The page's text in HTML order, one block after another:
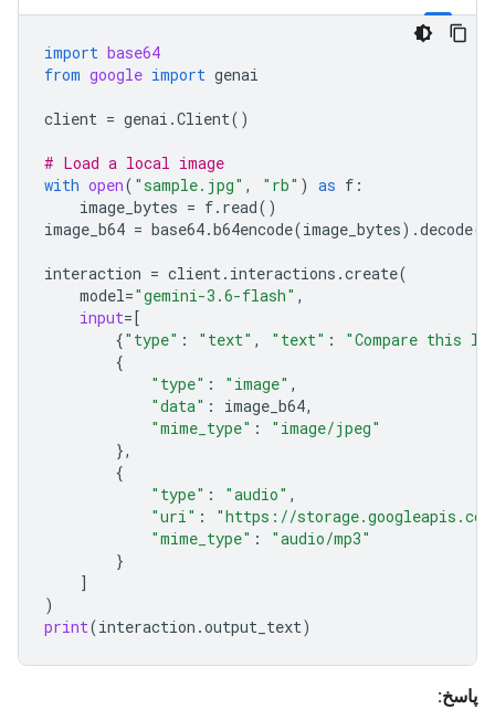
import base64
from google import genai
client = genai.Client
# Load a local image
with open("sample.jpg" , "rb" ) as
image_bytes = f.read
image_b64 = base64.b64encode(image_bytes).decode
interaction = client.interactions.create
model="gemini-3.6-flash"
input
{"type" : "text" , "text" : "Compare
"type"
: "image"
"data"
: image_b64
"mime_type"
: "image/jpeg"
"type"
: "audio"
"uri"
: "https://
"mime_type"
: "audio/mp3"
print(interaction.output_text
پاسخ: